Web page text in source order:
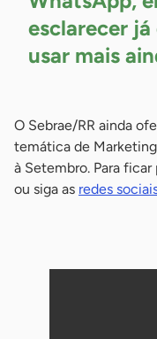
esclarecer
usar mais
O Sebrae/RR ainda
temática de
à Setembro. Para
ou siga as redes